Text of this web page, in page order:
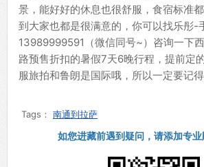
景，能好好的休息也很舒服，食宿标准
到大家也都是很满意的，你可以找乐彤-
13989999591（微信同号~）咨询一下
路预售折扣的暑假7天6晚行程，提前定
服旅拍和鲁朗是国际哦，所以一定要记
Tags： 南通到拉萨
如您进藏前遇到疑问，请添加专业